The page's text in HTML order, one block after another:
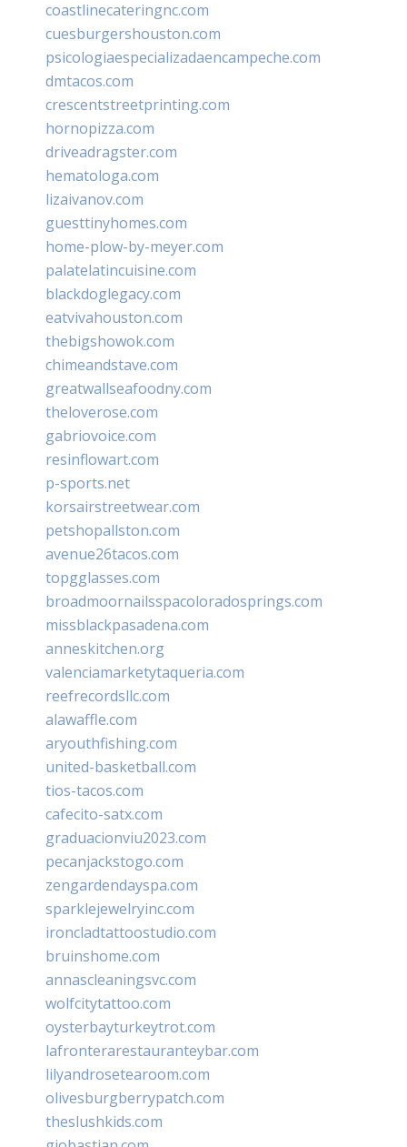
coastlinecateringnc.com
cuesburgershouston.com
psicologiaespecializadaencampeche.com
dmtacos.com
crescentstreetprinting.com
hornopizza.com
driveadragster.com
hematologa.com
lizaivanov.com
guesttinyhomes.com
home-plow-by-meyer.com
palatelatincuisine.com
blackdoglegacy.com
eatvivahouston.com
thebigshowok.com
chimeandstave.com
greatwallseafoodny.com
theloverose.com
gabriovoice.com
resinflowart.com
p-sports.net
korsairstreetwear.com
petshopallston.com
avenue26tacos.com
topgglasses.com
broadmoornailsspacoloradosprings.com
missblackpasadena.com
anneskitchen.org
valenciamarketytaqueria.com
reefrecordsllc.com
alawaffle.com
aryouthfishing.com
united-basketball.com
tios-tacos.com
cafecito-satx.com
graduacionviu2023.com
pecanjackstogo.com
zengardendayspa.com
sparklejewelryinc.com
ironcladtattoostudio.com
bruinshome.com
annascleaningsvc.com
wolfcitytattoo.com
oysterbayturkeytrot.com
lafronterarestauranteybar.com
lilyandrosetearoom.com
olivesburgberrypatch.com
theslushkids.com